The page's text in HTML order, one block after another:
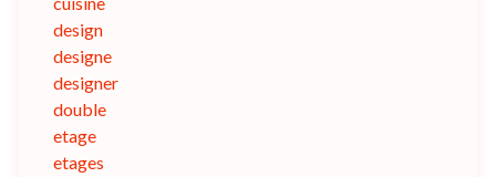
design
designe
designer
double
etage
etages